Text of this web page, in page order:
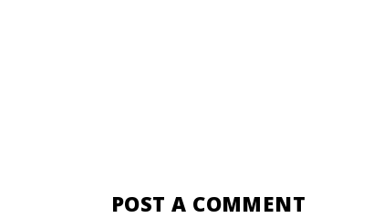
POST A COMMENT